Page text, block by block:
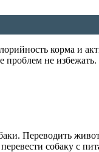
корма и
проблем не избежать.
Переводить
собаку с